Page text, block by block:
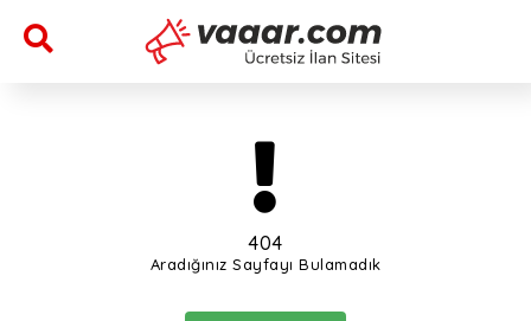
404
Aradığınız Sayfayı Bulamadık